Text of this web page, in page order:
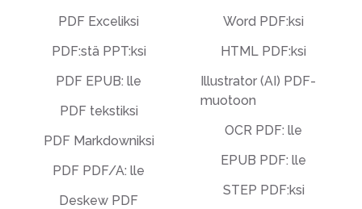
PDF Exceliksi
PDF:stä PPT:ksi
PDF EPUB: lle
PDF tekstiksi
PDF Markdowniksi
PDF PDF/A: lle
Deskew PDF
Word PDF:ksi
HTML PDF:ksi
Illustrator (AI) PDF-
muotoon
OCR PDF: lle
EPUB PDF: lle
STEP PDF:ksi